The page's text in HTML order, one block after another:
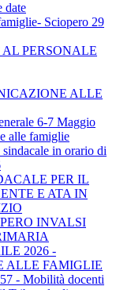
date
Sciopero 29
PERSONALE
ALLE
6-7 Maggio
alle famiglie
in orario di
PER IL
E ATA IN
INVALSI
2026 -
ALLE FAMIGLIE
- Mobilità docenti